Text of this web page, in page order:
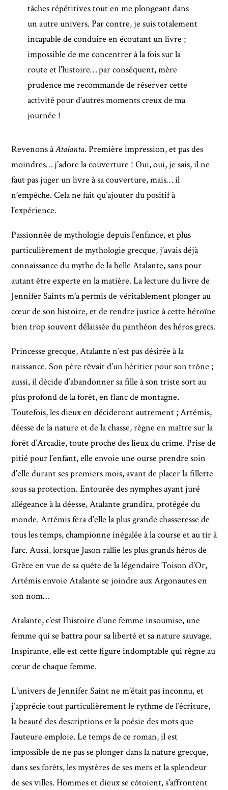
tâches répétitives tout en me plongeant dans
un autre univers. Par contre, je suis totalement
incapable de conduire en écoutant un livre ;
impossible de me concentrer à la fois sur la
route et l’histoire… par conséquent, mère
prudence me recommande de réserver cette
activité pour d’autres moments creux de ma
journée !
Revenons àAtalanta. Première impression, et pas des
moindres… j’adore la couverture ! Oui, oui, je sais, il ne
faut pas juger un livre à sa couverture, mais… il
n’empêche. Cela ne fait qu’ajouter du positif à
l’expérience.
Passionnée de mythologie depuis l’enfance, et plus
particulièrement de mythologie grecque, j’avais déjà
connaissance du mythe de la belle Atalante, sans pour
autant être experte en la matière. La lecture du livre de
Jennifer Saints m’a permis de véritablement plonger au
cœur de son histoire, et de rendre justice à cette héroïne
bien trop souvent délaissée du panthéon des héros grecs.
Princesse grecque, Atalante n’est pas désirée à la
naissance. Son père rêvait d’un héritier pour son trône ;
aussi, il décide d’abandonner sa fille à son triste sort au
plus profond de la forêt, en flanc de montagne.
Toutefois, les dieux en décideront autrement ; Artémis,
déesse de la nature et de la chasse, règne en maître sur la
forêt d’Arcadie, toute proche des lieux du crime. Prise de
pitié pour l’enfant, elle envoie une ourse prendre soin
d’elle durant ses premiers mois, avant de placer la fillette
sous sa protection. Entourée des nymphes ayant juré
allégeance à la déesse, Atalante grandira, protégée du
monde. Artémis fera d’elle la plus grande chasseresse de
tous les temps, championne inégalée à la course et au tir à
l’arc. Aussi, lorsque Jason rallie les plus grands héros de
Grèce en vue de sa quête de la légendaire Toison d’Or,
Artémis envoie Atalante se joindre aux Argonautes en
son nom…
Atalante, c’est l’histoire d’une femme insoumise, une
femme qui se battra pour sa liberté et sa nature sauvage.
Inspirante, elle est cette figure indomptable qui règne au
cœur de chaque femme.
L’univers de Jennifer Saint ne m’était pas inconnu, et
j’apprécie tout particulièrement le rythme de l’écriture,
la beauté des descriptions et la poésie des mots que
l’auteure emploie. Le temps de ce roman, il est
impossible de ne pas se plonger dans la nature grecque,
dans ses forêts, les mystères de ses mers et la splendeur
de ses villes. Hommes et dieux se côtoient, s’affrontent